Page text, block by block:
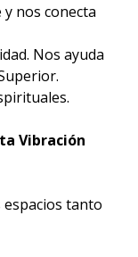
nos conecta
Nos ayuda
Vibración
tanto